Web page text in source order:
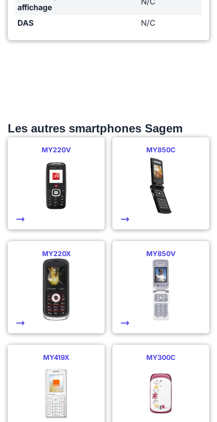
affichage
DAS N/C
Les autres smartphones Sagem
MY220V MY850C
MY220X MY850V
MY419X MY300C